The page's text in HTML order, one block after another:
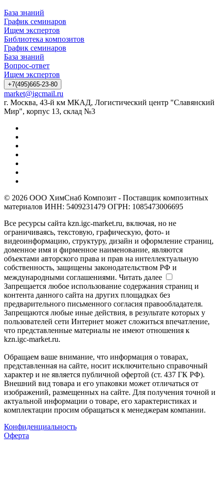
База знаний
График семинаров
Ищем экспертов
Библиотека композитов
График семинаров
База знаний
Вопрос-ответ
Ищем экспертов
+7(495)665-23-80
market@igcmail.ru
г. Москва, 43-й км МКАД, Логистический центр "Славянский
Мир", корпус 13, склад №3
© 2026 ООО ХимСнаб Композит - Поставщик композитных
материалов ИНН: 5409231479 ОГРН: 1085473006695
Все ресурсы сайта kzn.igc-market.ru, включая, но не
ограничиваясь, текстовую, графическую, фото- и
видеоинформацию, структуру, дизайн и оформление страниц,
доменное имя и фирменное наименование, являются
объектами авторского права и прав на интеллектуальную
собственность, защищены законодательством РФ и
международными соглашениями. Читать далее
Запрещается любое использование содержания страниц и
контента данного сайта на других площадках без
предварительного письменного согласия правообладателя.
Запрещаются любые иные действия, в результате которых у
пользователей сети Интернет может сложиться впечатление,
что представленные материалы не имеют отношения к
kzn.igc-market.ru.
Обращаем ваше внимание, что информация о товарах,
представленная на сайте, носит исключительно справочный
характер и не является публичной офертой (ст. 437 ГК РФ).
Внешний вид товара и его упаковки может отличаться от
изображений, размещенных на сайте. Для получения точной и
актуальной информации о товаре, его характеристиках и
комплектации просим обращаться к менеджерам компании.
Конфиденциальность
Оферта